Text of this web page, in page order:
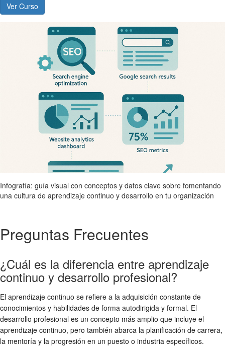
Ver Curso
Infografía: guía visual con conceptos y datos clave sobre fomentando
una cultura de aprendizaje continuo y desarrollo en tu organización
Preguntas Frecuentes
¿Cuál es la diferencia entre aprendizaje
continuo y desarrollo profesional?
El aprendizaje continuo se refiere a la adquisición constante de
conocimientos y habilidades de forma autodirigida y formal. El
desarrollo profesional es un concepto más amplio que incluye el
aprendizaje continuo, pero también abarca la planificación de carrera,
la mentoría y la progresión en un puesto o industria específicos.